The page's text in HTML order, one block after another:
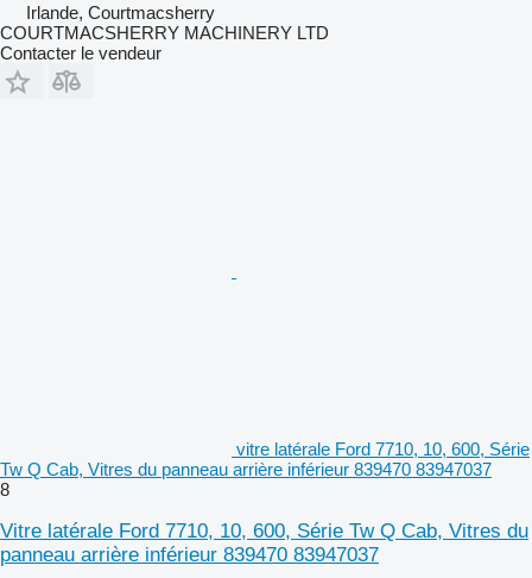
Irlande, Courtmacsherry
COURTMACSHERRY MACHINERY LTD
Contacter le vendeur
vitre latérale Ford 7710, 10, 600, Série
Tw Q Cab, Vitres du panneau arrière inférieur 839470 83947037
8
Vitre latérale Ford 7710, 10, 600, Série Tw Q Cab, Vitres du
panneau arrière inférieur 839470 83947037